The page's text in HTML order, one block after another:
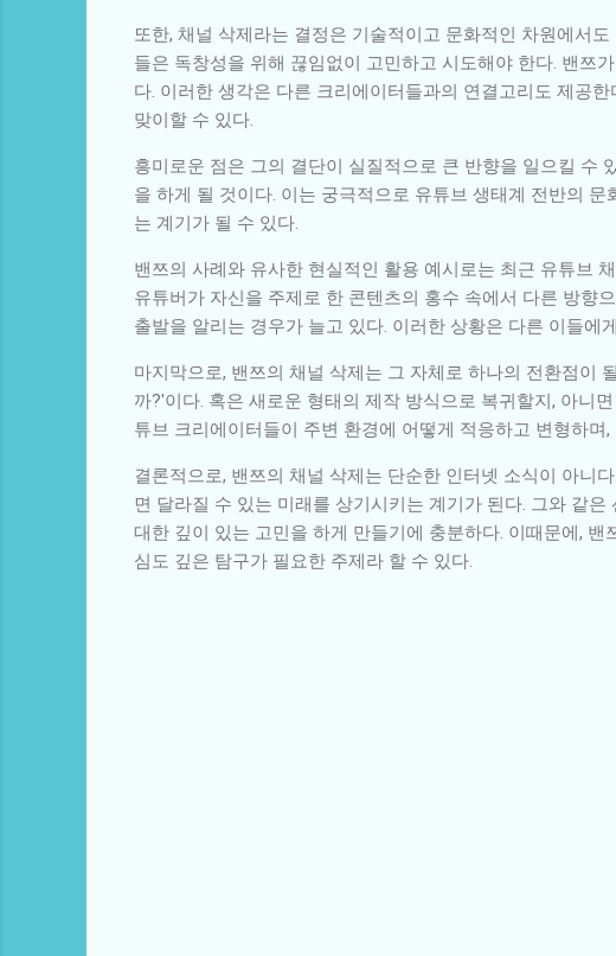
또한, 채널 삭제라는 결정은 기술적이고 문화적인 차원에서
들은 독창성을 위해 끊임없이 고민하고 시도해야 한다. 밴쯔
다. 이러한 생각은 다른 크리에이터들과의 연결고리도 제공
맞이할 수 있다.
흥미로운 점은 그의 결단이 실질적으로 큰 반향을 일으킬 수
을 하게 될 것이다. 이는 궁극적으로 유튜브 생태계 전반의
는 계기가 될 수 있다.
밴쯔의 사례와 유사한 현실적인 활용 예시로는 최근 유튜브
유튜버가 자신을 주제로 한 콘텐츠의 홍수 속에서 다른 방향
출발을 알리는 경우가 늘고 있다. 이러한 상황은 다른 이들에
마지막으로, 밴쯔의 채널 삭제는 그 자체로 하나의 전환점이
까?'이다. 혹은 새로운 형태의 제작 방식으로 복귀할지, 아니
튜브 크리에이터들이 주변 환경에 어떻게 적응하고 변형하
결론적으로, 밴쯔의 채널 삭제는 단순한 인터넷 소식이 아니
면 달라질 수 있는 미래를 상기시키는 계기가 된다. 그와 같
대한 깊이 있는 고민을 하게 만들기에 충분하다. 이때문에,
심도 깊은 탐구가 필요한 주제라 할 수 있다.